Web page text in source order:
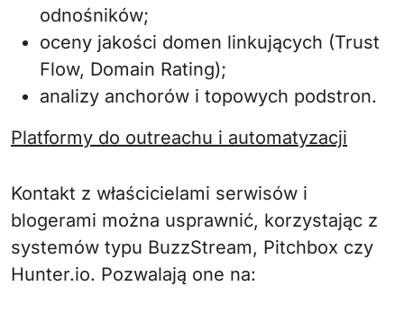
odnośników;
oceny jakości domen linkujących (Trust
Flow, Domain Rating);
analizy anchorów i topowych podstron.
Platformy do outreachu i automatyzacji
Kontakt z właścicielami serwisów i
blogerami można usprawnić, korzystając z
systemów typu BuzzStream, Pitchbox czy
Hunter.io. Pozwalają one na: